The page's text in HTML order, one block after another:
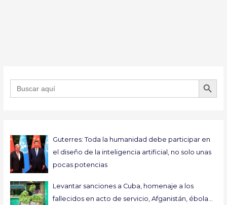
Buscar: BOTÓN DE
Guterres: Toda la humanidad debe participar en
el diseño de la inteligencia artificial, no solo unas
pocas potencias
Levantar sanciones a Cuba, homenaje a los
fallecidos en acto de servicio, Afganistán, ébola…